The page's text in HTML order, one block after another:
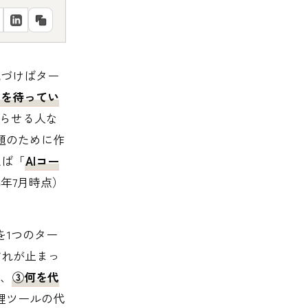
けばター
待ってい
せる人な
のために作
「AIコー
7月時点）
1つのター
れが止まっ
③何を代
ツールの代